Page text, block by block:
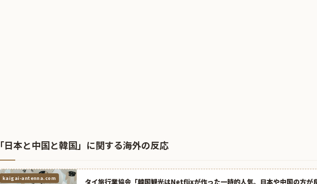
「日本と中国と韓国」に関する海外の反応
kaigai-antenna.com
タイ旅行業協会「韓国観光はNetflixが作った一時的人気。日本や中国の方